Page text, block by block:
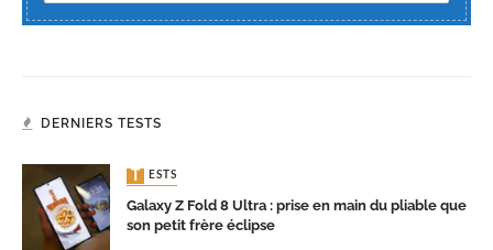
DERNIERS TESTS
TESTS
Galaxy Z Fold 8 Ultra : prise en main du pliable que
son petit frère éclipse